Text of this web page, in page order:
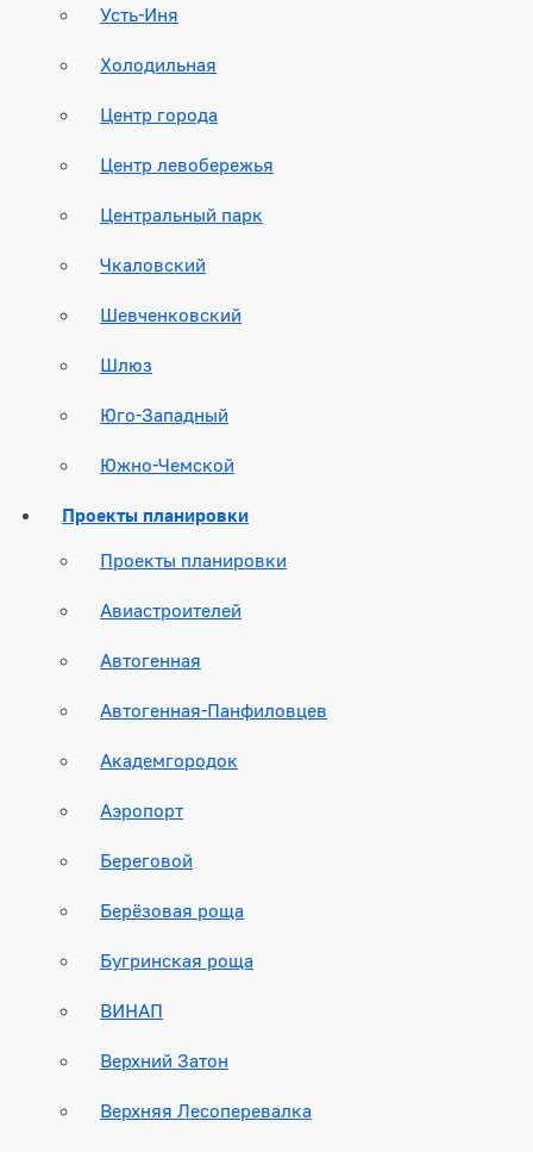
Усть-Иня
Холодильная
Центр города
Центр левобережья
Центральный парк
Чкаловский
Шевченковский
Шлюз
Юго-Западный
Южно-Чемской
Проекты планировки
Проекты планировки
Авиастроителей
Автогенная
Автогенная-Панфиловцев
Академгородок
Аэропорт
Береговой
Берёзовая роща
Бугринская роща
ВИНАП
Верхний Затон
Верхняя Лесоперевалка